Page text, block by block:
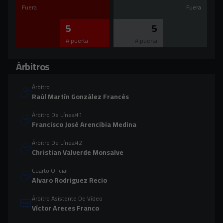
Fuera
5
A puerta
Fuera
5
A puerta
Árbitros
Árbitro
Raúl Martín González Francés
Árbitro De Línea#1
Francisco José Arencibia Medina
Árbitro De Línea#2
Christian Valverde Monsalve
Cuarto Oficial
Alvaro Rodriguez Recio
Árbitro Asistente De Vídeo
Víctor Areces Franco